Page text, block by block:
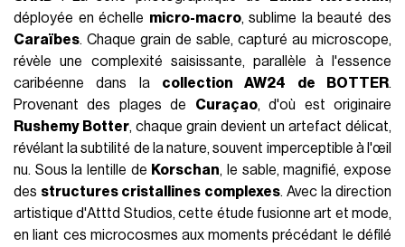
déployée en échelle micro-macro, sublime la beauté des
Caraïbes. Chaque grain de sable, capturé au microscope,
révèle une complexité saisissante, parallèle à l'essence
caribéenne dans la collection AW24 de BOTTER.
Provenant des plages de Curaçao, d'où est originaire
Rushemy Botter, chaque grain devient un artefact délicat,
révélant la subtilité de la nature, souvent imperceptible à l'œil
nu. Sous la lentille de Korschan, le sable, magnifié, expose
des structures cristallines complexes. Avec la direction
artistique d'Atttd Studios, cette étude fusionne art et mode,
en liant ces microcosmes aux moments précédant le défilé